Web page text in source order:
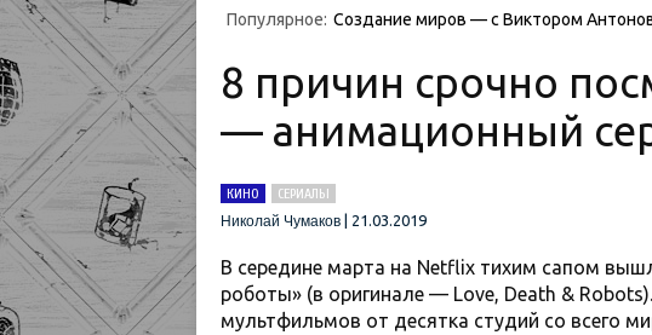
Популярное: Создание миров — с Виктором
8 причин срочно
— анимационный
КИНО
СЕРИАЛЫ
Николай Чумаков
21.03.2019
В середине марта на Netflix тихим сапом
роботы» (в оригинале — Love, Death &
мультфильмов от десятка студий со всего